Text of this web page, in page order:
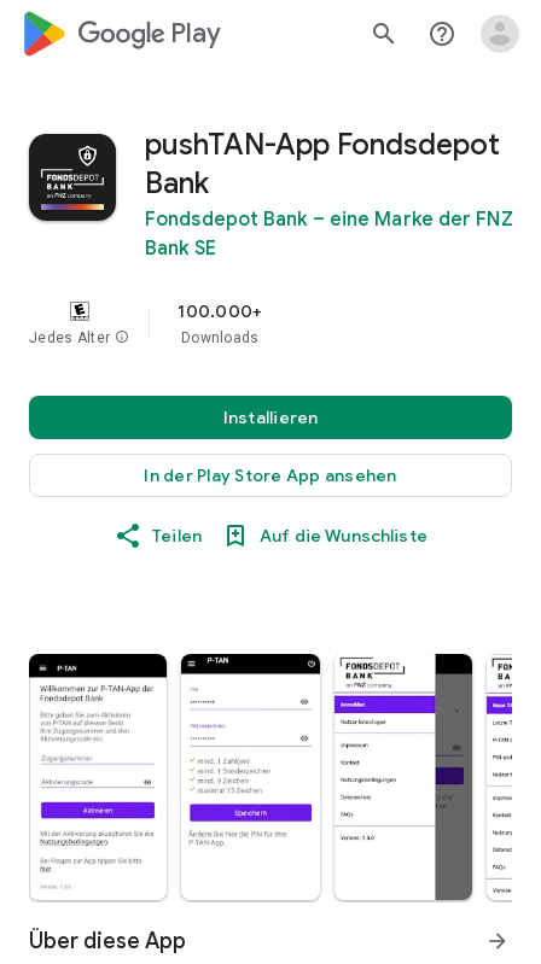
google_logo Play search help_outline
pushTAN-App Fondsdepot
Bank
Fondsdepot Bank – eine Marke der FNZ
Bank SE
Jedes Alter info
100.000+
Downloads
Installieren
In der Play Store App ansehen
Teilen Auf die Wunschliste
Über diese App arrow_forward